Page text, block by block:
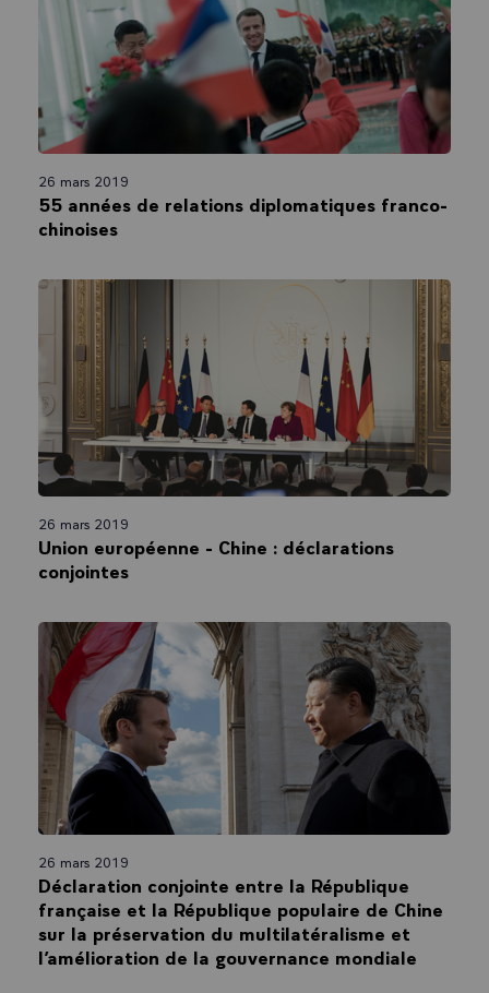
26 mars 2019
55 années de relations diplomatiques franco-
chinoises
26 mars 2019
Union européenne - Chine : déclarations
conjointes
26 mars 2019
Déclaration conjointe entre la République
française et la République populaire de Chine
sur la préservation du multilatéralisme et
l’amélioration de la gouvernance mondiale